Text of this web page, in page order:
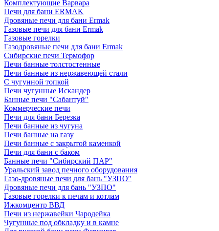
Комплектующие Варвара
Печи для бани ERMAK
Дровяные печи для бани Ermak
Газовые печи для бани Ermak
Газовые горелки
Газодровяные печи для бани Ermak
Сибирские печи Термофор
Печи банные толстостенные
Печи банные из нержавеющей стали
С чугунной топкой
Печи чугунные Искандер
Банные печи "Сабантуй"
Коммерческие печи
Печи для бани Березка
Печи банные из чугуна
Печи банные на газу
Печи банные с закрытой каменкой
Печи для бани с баком
Банные печи "Сибирский ПАР"
Уральский завод печного оборудования
Газо-дровяные печи для бань "УЗПО"
Дровяные печи для бань "УЗПО"
Газовые горелки к печам и котлам
Ижкомцентр ВВД
Печи из нержавейки Чародейка
Чугунные под обкладку и в камне